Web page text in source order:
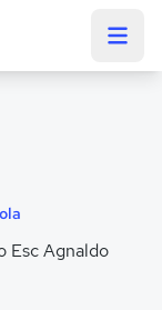
Esc Agnaldo